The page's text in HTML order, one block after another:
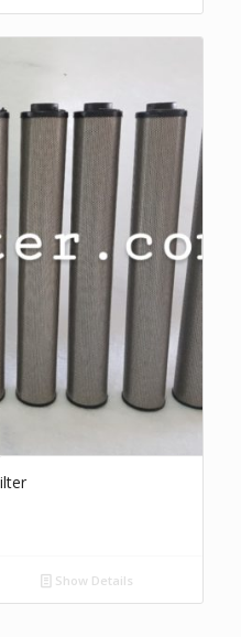
Show Details